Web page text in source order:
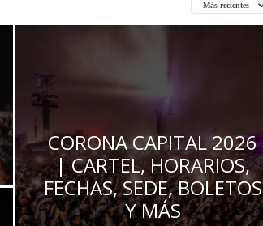
Más recientes
CORONA CAPITAL 2026
| CARTEL, HORARIOS,
FECHAS, SEDE, BOLETOS
Y MÁS